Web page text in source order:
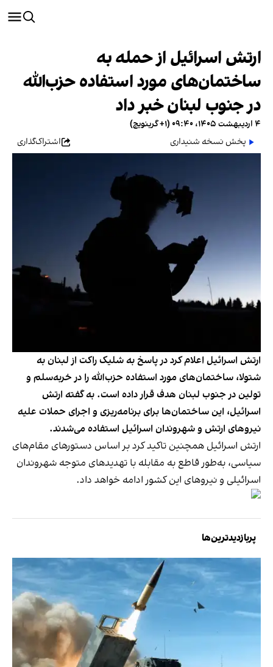
ارتش اسرائیل از حمله به
ساختمان‌های مورد استفاده حزب‌الله
در جنوب لبنان خبر داد
۴ اردیبهشت ۱۴۰۵، ۰۹:۴۰ (‎+۱ گرینویچ)
پخش نسخه شنیداری
اشتراک‌گذاری
ارتش اسرائیل اعلام کرد در پاسخ به شلیک راکت از لبنان به
شتولا، ساختمان‌های مورد استفاده حزب‌الله را در خربه‌سلم و
تولین در جنوب لبنان هدف قرار داده است. به گفته ارتش
اسرائیل، این ساختمان‌ها برای برنامه‌ریزی و اجرای حملات علیه
نیروهای ارتش و شهروندان اسرائیل استفاده می‌شدند.
ارتش اسرائیل همچنین تاکید کرد بر اساس دستورهای مقام‌های
سیاسی، به‌طور قاطع به مقابله با تهدیدهای متوجه شهروندان
اسرائیلی و نیروهای این کشور ادامه خواهد داد.
پربازدیدترین‌ها